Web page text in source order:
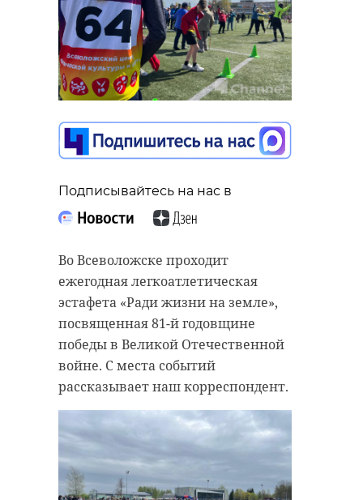
Подписывайтесь на нас в
Во Всеволожске проходит
ежегодная легкоатлетическая
эстафета «Ради жизни на земле»,
посвященная 81-й годовщине
победы в Великой Отечественной
войне. С места событий
рассказывает наш корреспондент.